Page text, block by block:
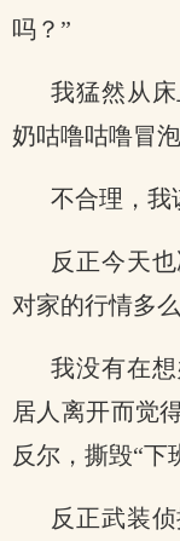
吗？”
我猛然从
奶咕噜咕噜冒泡
不合理，我
反正今天
对家的行情多么
我没有在
居人离开而觉
反尔，撕毁“下
反正武装